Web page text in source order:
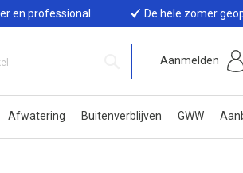
en professional De hele zomer
Aanmelden
Afwatering Buitenverblijven GWW